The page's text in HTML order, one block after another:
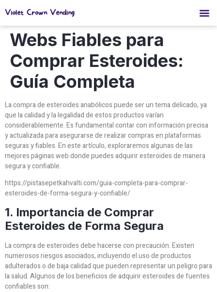
Violet Crown Vending
Webs Fiables para
Comprar Esteroides:
Guía Completa
La compra de esteroides anabólicos puede ser un tema delicado, ya
que la calidad y la legalidad de estos productos varían
considerablemente. Es fundamental contar con información precisa
y actualizada para asegurarse de realizar compras en plataformas
seguras y fiables. En este artículo, exploraremos algunas de las
mejores páginas web donde puedes adquirir esteroides de manera
segura y confiable.
https://pistasepetkahvalti.com/guia-completa-para-comprar-
esteroides-de-forma-segura-y-confiable/
1. Importancia de Comprar
Esteroides de Forma Segura
La compra de esteroides debe hacerse con precaución. Existen
numerosos riesgos asociados, incluyendo el uso de productos
adulterados o de baja calidad que pueden representar un peligro para
la salud. Algunos de los beneficios de adquirir esteroides de fuentes
confiables son: